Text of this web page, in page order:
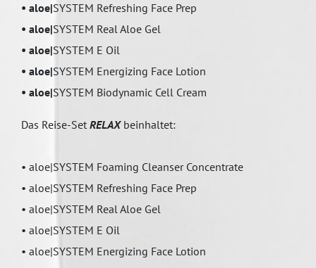
• aloe|SYSTEM Refreshing Face Prep
• aloe|SYSTEM Real Aloe Gel
• aloe|SYSTEM E Oil
• aloe|SYSTEM Energizing Face Lotion
• aloe|SYSTEM Biodynamic Cell Cream
Das Reise-Set RELAX beinhaltet:
• aloe|SYSTEM Foaming Cleanser Concentrate
• aloe|SYSTEM Refreshing Face Prep
• aloe|SYSTEM Real Aloe Gel
• aloe|SYSTEM E Oil
• aloe|SYSTEM Energizing Face Lotion